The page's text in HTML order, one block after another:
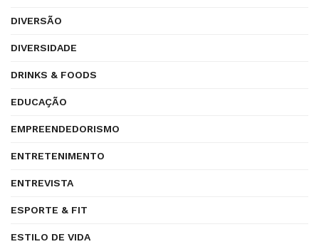
DIVERSÃO
DIVERSIDADE
DRINKS & FOODS
EDUCAÇÃO
EMPREENDEDORISMO
ENTRETENIMENTO
ENTREVISTA
ESPORTE & FIT
ESTILO DE VIDA